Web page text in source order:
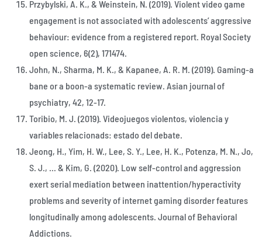
Przybylski, A. K., & Weinstein, N. (2019). Violent video game
engagement is not associated with adolescents’ aggressive
behaviour: evidence from a registered report. Royal Society
open science, 6(2), 171474.
John, N., Sharma, M. K., & Kapanee, A. R. M. (2019). Gaming-a
bane or a boon-a systematic review. Asian journal of
psychiatry, 42, 12-17.
Toribio, M. J. (2019). Videojuegos violentos, violencia y
variables relacionads: estado del debate.
Jeong, H., Yim, H. W., Lee, S. Y., Lee, H. K., Potenza, M. N., Jo,
S. J., … & Kim, G. (2020). Low self-control and aggression
exert serial mediation between inattention/hyperactivity
problems and severity of internet gaming disorder features
longitudinally among adolescents. Journal of Behavioral
Addictions.